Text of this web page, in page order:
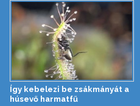
Így kebelezi be zsákmányát a
húsevő harmatfű